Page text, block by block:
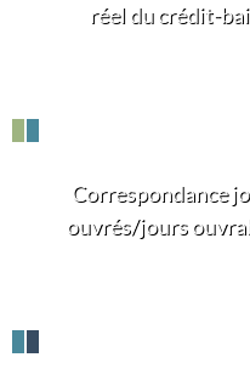
réel du crédit-
Correspondance
ouvrés/jours